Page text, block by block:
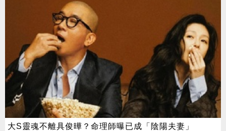
大S靈魂不離具俊曄？命理師曝已成「陰陽夫妻」